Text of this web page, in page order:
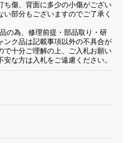
ち傷、背面に多少の小傷がござい
い部分もございますのでご了承く
の為、修理前提・部品取り・研
ンク品は記載事項以外の不具合が
で十分ご理解の上、ご入札お願い
な方は入札をご遠慮ください。